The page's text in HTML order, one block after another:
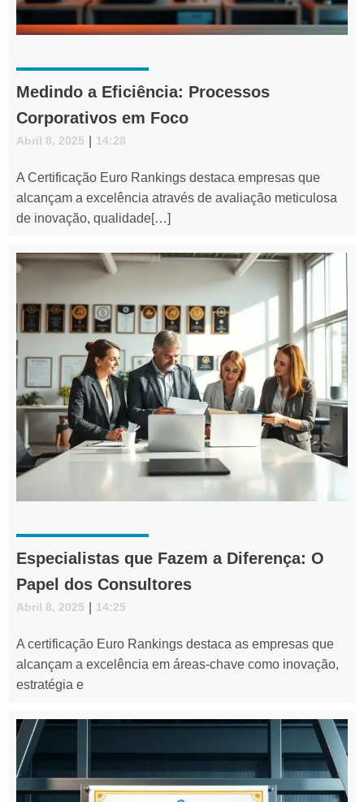
Medindo a Eficiência: Processos
Corporativos em Foco
Abril 8, 2025 14:28
A Certificação Euro Rankings destaca empresas que
alcançam a excelência através de avaliação meticulosa
de inovação, qualidade[…]
Especialistas que Fazem a Diferença: O
Papel dos Consultores
Abril 8, 2025 14:25
A certificação Euro Rankings destaca as empresas que
alcançam a excelência em áreas-chave como inovação,
estratégia e